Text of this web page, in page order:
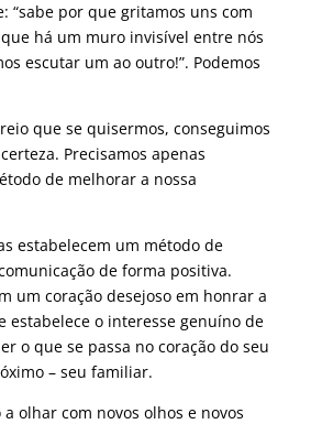
“sabe por que gritamos uns com
há um muro invisível entre nós
escutar um ao outro!”. Podemos
que se quisermos, conseguimos
Precisamos apenas
de melhorar a nossa
estabelecem um método de
de forma positiva.
um coração desejoso em honrar a
estabelece o interesse genuíno de
o que se passa no coração do seu
– seu familiar.
olhar com novos olhos e novos